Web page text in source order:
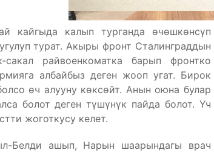
кайгыда калып турганда өчөшкөнсүп
турат. Акыры фронт Сталинграддын
райвоенкоматка барып фронтко
албайбыз деген жооп угат. Бирок
өч алууну көксөйт. Анын оюна булар
болот деген түшүнүк пайда болот. Үч
жоготкусу келет.
Белди ашып, Нарын шаарындагы врач